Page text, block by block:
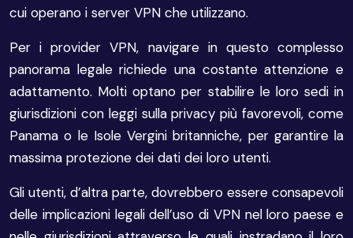
cui operano i server VPN che utilizzano.
Per i provider VPN, navigare in questo complesso
panorama legale richiede una costante attenzione e
adattamento. Molti optano per stabilire le loro sedi in
giurisdizioni con leggi sulla privacy più favorevoli, come
Panama o le Isole Vergini britanniche, per garantire la
massima protezione dei dati dei loro utenti.
Gli utenti, d’altra parte, dovrebbero essere consapevoli
delle implicazioni legali dell’uso di VPN nel loro paese e